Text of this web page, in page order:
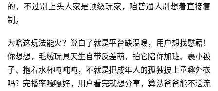
的，不过别上头人家是顶级玩家，咱普通人别想着直接复
制。
为啥这玩法能火？说白了就是平台缺温暖，用户想找慰藉！
你想想，毛绒玩具天生自带反差萌，拍它陪你加班、裹小被
子、抱着水杯吨吨吨，不就是把成年人的孤独披上童趣外衣
吗？完播率嘎嘎好，用户看完就想分享，算法爸爸能不送流